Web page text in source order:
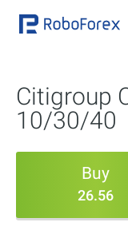
Citigroup
10/30/40
Buy
26.56